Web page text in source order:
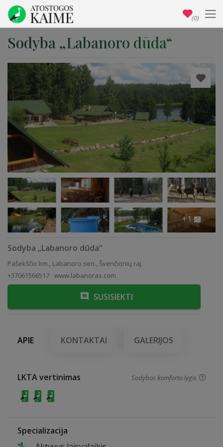
Sodyba „Labanoro dūda“
+1
Sodyba „Labanoro dūda“
Pašekščio km., Labanoro sen., Švenčionių raj.
+37061566517 www.labanoras.com
SUSISIEKTI
APIE KONTAKTAI GALERIJOS
LKTA vertinimas Sodybos komforto lygis
Specializacija
(0)